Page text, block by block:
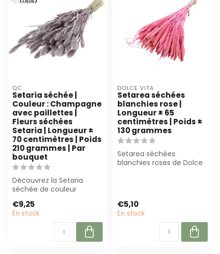
QC
Setaria séchée |
Couleur : Champagne
avec paillettes |
Fleurs séchées
Setaria | Longueur ±
70 centimètres | Poids
210 grammes | Par
bouquet
Découvrez la Setaria
séchée de couleur
paillettes. Parfaite pour ...
€9,25
En stock
DOLCE VITA
Setarea séchées
blanchies rose |
Longueur ± 65
centimètres | Poids ±
130 grammes
Setarea séchées
blanchies roses de Dolce
€5,10
En stock